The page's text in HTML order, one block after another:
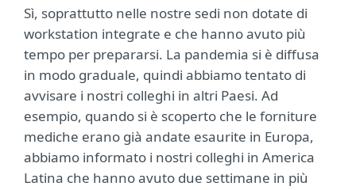
Sì, soprattutto nelle nostre sedi non dotate di
workstation integrate e che hanno avuto più
tempo per prepararsi. La pandemia si è diffusa
in modo graduale, quindi abbiamo tentato di
avvisare i nostri colleghi in altri Paesi. Ad
esempio, quando si è scoperto che le forniture
mediche erano già andate esaurite in Europa,
abbiamo informato i nostri colleghi in America
Latina che hanno avuto due settimane in più